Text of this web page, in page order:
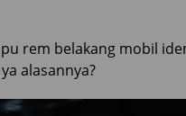
rem belakang mobil
alasannya?